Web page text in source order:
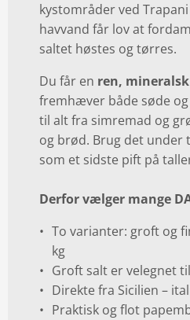
kystområder ved
havvand får lov at
saltet høstes og tørres.
Du får en ren,
fremhæver både søde
til alt fra simremad og
og brød. Brug det under
som et sidste pift på
Derfor vælger mange
To varianter: groft og
kg
Groft salt er velegnet
Direkte fra Sicilien –
Praktisk og flot